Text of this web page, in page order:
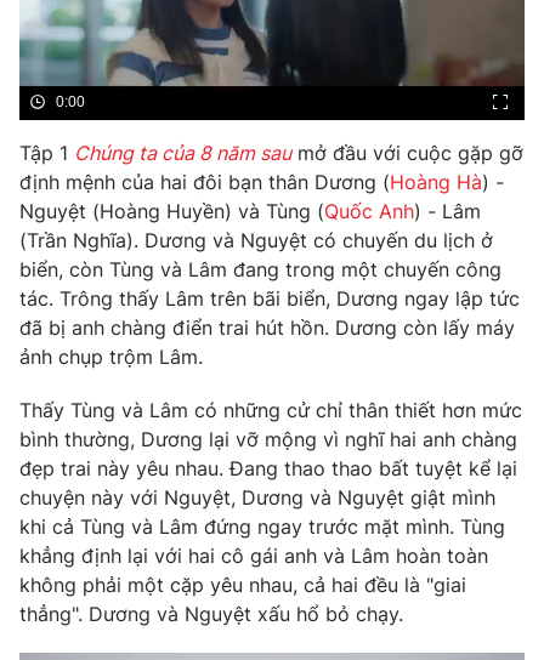
Hậu trường
Nhân vật
Khán giả
Giải sao mai
Giải trí
Điện ảnh
Âm nhạc
Sao
Đời sống
Làm đẹp
Chất lượng cuộc sống
Giáo dục
Tuyển sinh
Học trực tuyến
Công nghệ
Hitech Công nghệ tương lai
Sản phẩm
Thị trường
Tư vấn
Giao lưu trực tuyến
Lịch phát sóng
Chuyên mục khác
Emagazine Podcast
Photo Infographic
0:00
Tập 1 Chúng ta của 8 năm saumở đầu với cuộc gặp gỡ
định mệnh của hai đôi bạn thân Dương (Hoàng Hà) -
Nguyệt (Hoàng Huyền) và Tùng (Quốc Anh) - Lâm
(Trần Nghĩa). Dương và Nguyệt có chuyến du lịch ở
biển, còn Tùng và Lâm đang trong một chuyến công
tác. Trông thấy Lâm trên bãi biển, Dương ngay lập tức
đã bị anh chàng điển trai hút hồn. Dương còn lấy máy
ảnh chụp trộm Lâm.
Thấy Tùng và Lâm có những cử chỉ thân thiết hơn mức
bình thường, Dương lại vỡ mộng vì nghĩ hai anh chàng
đẹp trai này yêu nhau. Đang thao thao bất tuyệt kể lại
chuyện này với Nguyệt, Dương và Nguyệt giật mình
khi cả Tùng và Lâm đứng ngay trước mặt mình. Tùng
khẳng định lại với hai cô gái anh và Lâm hoàn toàn
không phải một cặp yêu nhau, cả hai đều là "giai
thẳng". Dương và Nguyệt xấu hổ bỏ chạy.